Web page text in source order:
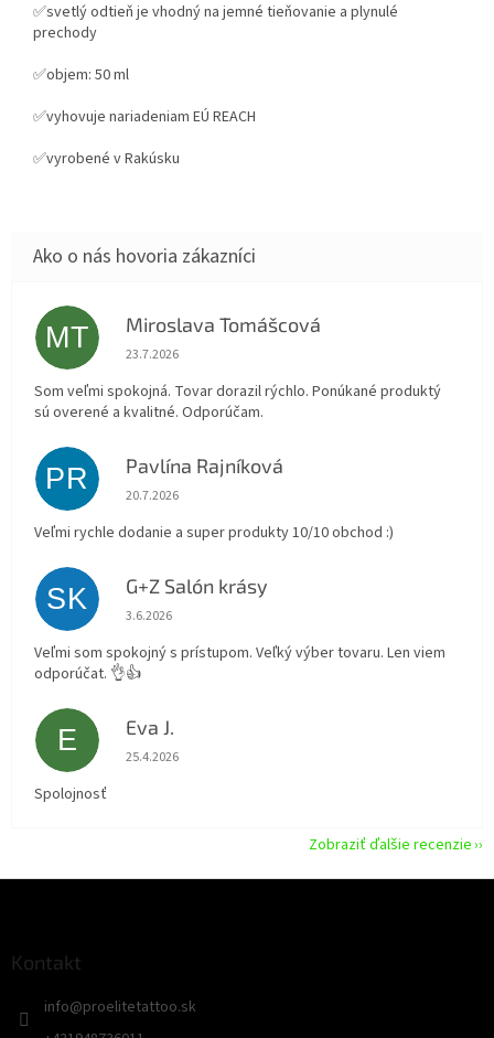
✅svetlý odtieň je vhodný na jemné tieňovanie a plynulé
prechody
✅objem: 50 ml
✅vyhovuje nariadeniam EÚ REACH
✅vyrobené v Rakúsku
MT Miroslava Tomášcová
Hodnotenie obchodu je 5 z 5 hviezdičiek.
23.7.2026
Som veľmi spokojná. Tovar dorazil rýchlo. Ponúkané produktý
sú overené a kvalitné. Odporúčam.
PR Pavlína Rajníková
Hodnotenie obchodu je 5 z 5 hviezdičiek.
20.7.2026
Veľmi rychle dodanie a super produkty 10/10 obchod :)
SK G+Z Salón krásy
Hodnotenie obchodu je 5 z 5 hviezdičiek.
3.6.2026
Veľmi som spokojný s prístupom. Veľký výber tovaru. Len viem
odporúčat. 👌👍
E Eva J.
Hodnotenie obchodu je 5 z 5 hviezdičiek.
25.4.2026
Spolojnosť
Zobraziť ďalšie recenzie
Kontakt
info@proelitetattoo.sk